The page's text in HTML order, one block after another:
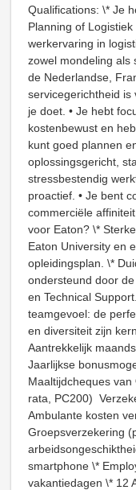
Qualifications: \* Je
Planning of
werkervaring in
zowel mondeling als
de Nederlandse,
servicegerichtheid is
je doet. • Je hebt
kostenbewust en
kunt goed plannen
oplossingsgericht,
stressbestendig
proactief. • Je bent
commerciële
voor Eaton? \*
Eaton University en
opleidingsplan. \*
ondersteund door
en Technical
teamgevoel: de
en diversiteit zijn
Aantrekkelijk
Jaarlijkse
Maaltijdcheques
rata, PC200)
Ambulante kosten
Groepsverzekering
smartphone \*
vakantiedagen \* 12